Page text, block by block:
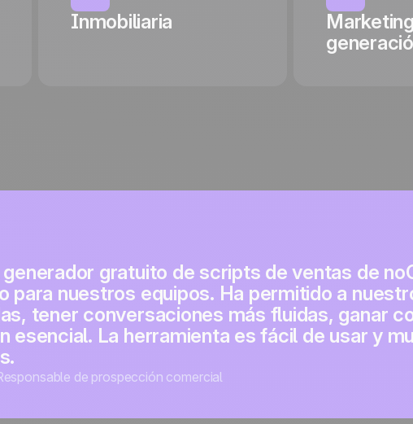
Inmobiliaria
gratuito de scripts de ventas de
para nuestros equipos. Ha permitido a
tener conversaciones más fluidas, ganar
esencial. La herramienta es fácil de usar y
de prospección comercial